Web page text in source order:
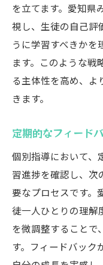
生徒一人ひと
個別対応
す
学習スタ
一人ひと
生徒の自
個別指導
を立てます。愛知県
視し、生徒の自己評
うに学習すべきかを
ます。このような戦
る主体性を高め、
きます。
定期的なフィード
個別指導において、
習進捗を確認し、次
要なプロセスです。
徒一人ひとりの理解
を微調整することで
す。フィードバック